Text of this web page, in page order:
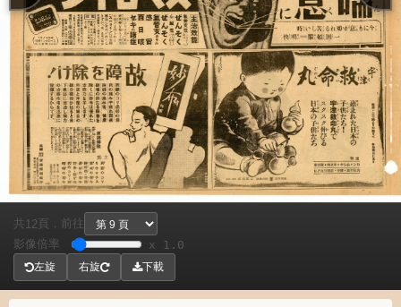
共 12頁， 前往
影像倍率
x 1.0
左旋 右旋 下載